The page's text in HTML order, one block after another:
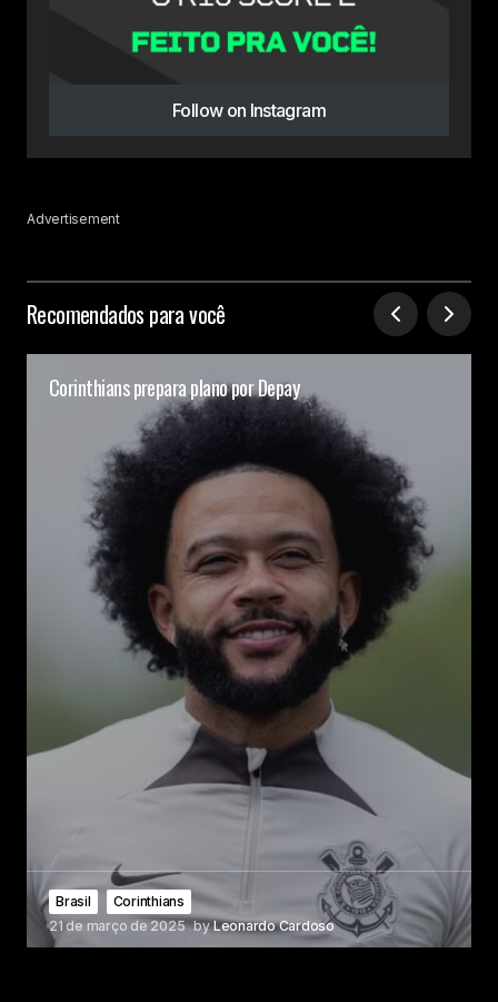
Follow on Instagram
Advertisement
Recomendados para você
Corinthians prepara plano por Depay
Brasil
Corinthians
21 de março de 2025 byLeonardo Cardoso